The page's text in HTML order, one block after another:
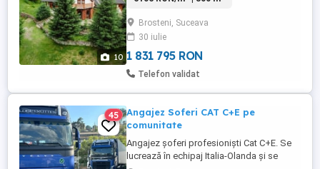
10
terenul pe care il detinem in jur de 2
hectare ...dar pretul se va modifica fata de
cel afisat ) La parter ...
Brosteni, Suceava
30 iulie
1 831 795 RON
Telefon validat
45
Angajez Soferi CAT C+E pe
comunitate
Angajez șoferi profesioniști Cat C+E. Se
lucrează în echipaj Italia-Olanda și se